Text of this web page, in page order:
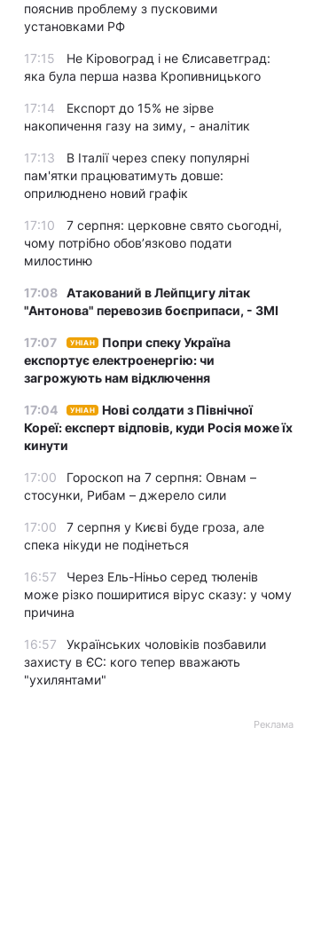
пояснив проблему з пусковими
установками РФ
17:15
Не Кіровоград і не Єлисаветград:
яка була перша назва Кропивницького
17:14
Експорт до 15% не зірве
накопичення газу на зиму, - аналітик
17:13
В Італії через спеку популярні
пам'ятки працюватимуть довше:
оприлюднено новий графік
17:10
7 серпня: церковне свято сьогодні,
чому потрібно обов’язково подати
милостиню
17:08 Атакований в Лейпцигу літак
"Антонова" перевозив боєприпаси, - ЗМІ
17:07 УНІАН
Попри спеку Україна
експортує електроенергію: чи
загрожують нам відключення
17:04 УНІАН
Нові солдати з Північної
Кореї: експерт відповів, куди Росія може їх
кинути
17:00
Гороскоп на 7 серпня: Овнам –
стосунки, Рибам – джерело сили
17:00
7 серпня у Києві буде гроза, але
спека нікуди не подінеться
16:57
Через Ель-Ніньо серед тюленів
може різко поширитися вірус сказу: у чому
причина
16:57
Українських чоловіків позбавили
захисту в ЄС: кого тепер вважають
"ухилянтами"
Реклама